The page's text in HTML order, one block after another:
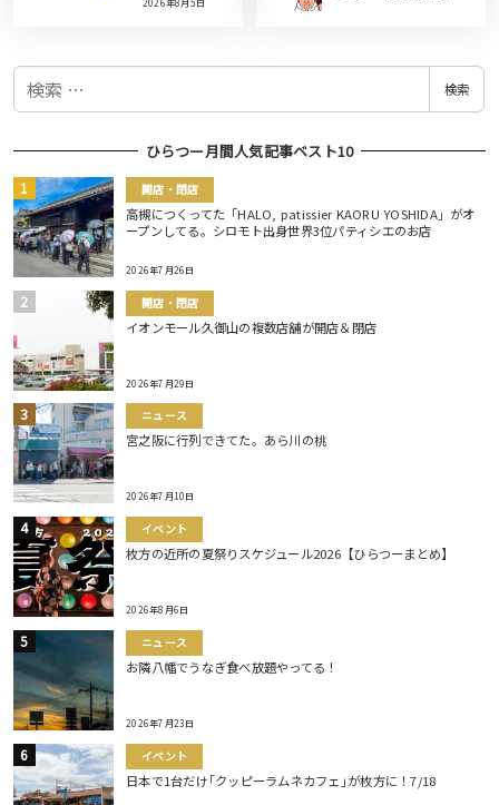
2026年8月5日
検
検索
ひらつー月間人気記事ベスト10
開店・閉店
高槻につくってた「HALO, patissier KAORU YOSHIDA」がオ
ープンしてる。シロモト出身世界3位パティシエのお店
2026年7月26日
開店・閉店
イオンモール久御山の複数店舗が開店＆閉店
2026年7月29日
ニュース
宮之阪に行列できてた。あら川の桃
2026年7月10日
イベント
枚方の近所の夏祭りスケジュール2026【ひらつーまとめ】
2026年8月6日
ニュース
お隣八幡でうなぎ食べ放題やってる！
2026年7月23日
イベント
日本で1台だけ｢クッピーラムネカフェ｣が枚方に！7/18